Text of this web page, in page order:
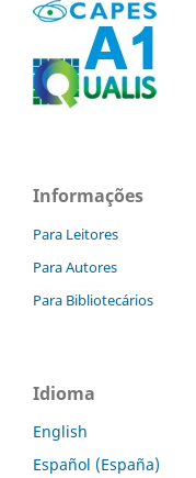
Informações
Para Leitores
Para Autores
Para Bibliotecários
Idioma
English
Español (España)